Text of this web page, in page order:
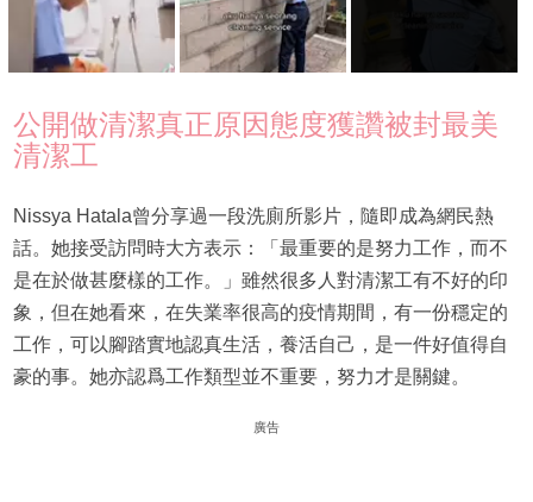
公開做清潔真正原因態度獲讚被封最美
清潔工
Nissya Hatala曾分享過一段洗廁所影片，隨即成為網民熱
話。她接受訪問時大方表示：「最重要的是努力工作，而不
是在於做甚麼樣的工作。」雖然很多人對清潔工有不好的印
象，但在她看來，在失業率很高的疫情期間，有一份穩定的
工作，可以腳踏實地認真生活，養活自己，是一件好值得自
豪的事。她亦認爲工作類型並不重要，努力才是關鍵。
廣告